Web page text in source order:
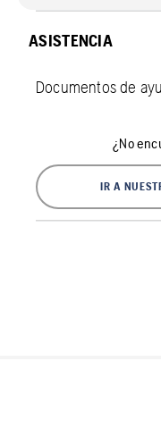
ASISTENCIA
Documentos de
¿No
IR A